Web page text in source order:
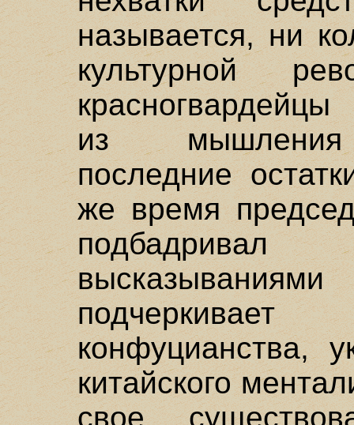
называется, ни
культурной
из мышления
последние
же время
подбадривал
конфуцианства,
китайского
свое